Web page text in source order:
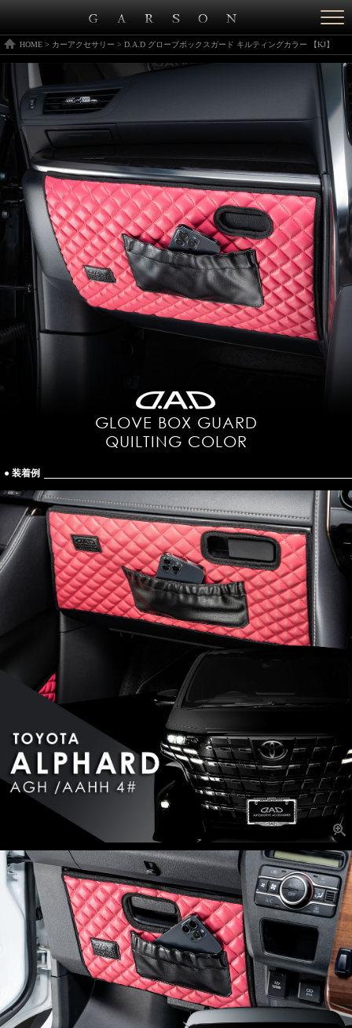
HOME > カーアクセサリー > D.A.D グローブボックスガード キルティングカラー 【KJ】
GLOVE BOX GUARD
QUILTING COLOR
● 装着例